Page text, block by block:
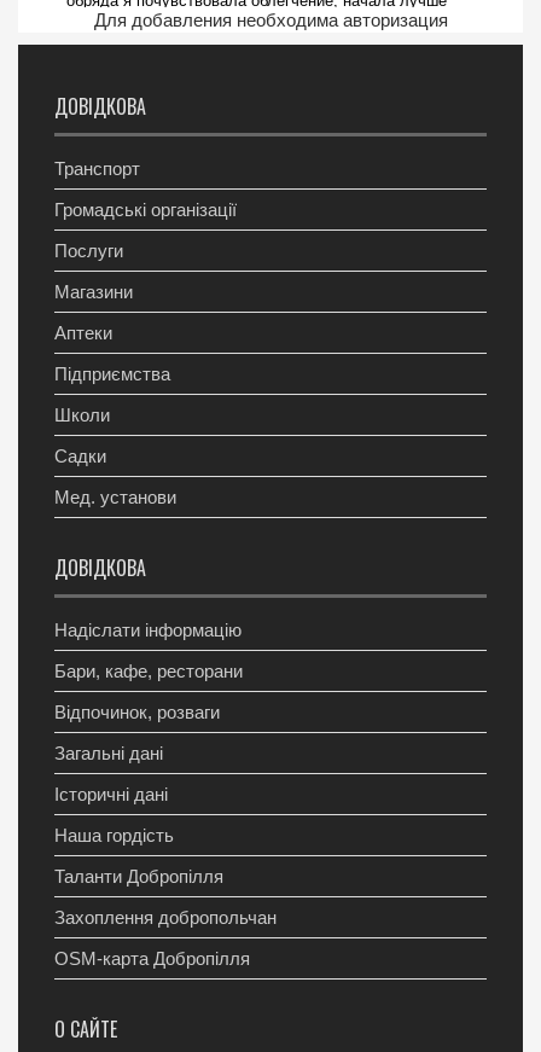
Для добавления необходима авторизация
ДОВІДКОВА
Транспорт
Громадські організації
Послуги
Магазини
Аптеки
Підприємства
Школи
Садки
Мед. установи
ДОВІДКОВА
Надіслати інформацію
Бари, кафе, ресторани
Відпочинок, розваги
Загальні дані
Історичні дані
Наша гордість
Таланти Добропілля
Захоплення добропольчан
OSM-карта Добропілля
О САЙТЕ